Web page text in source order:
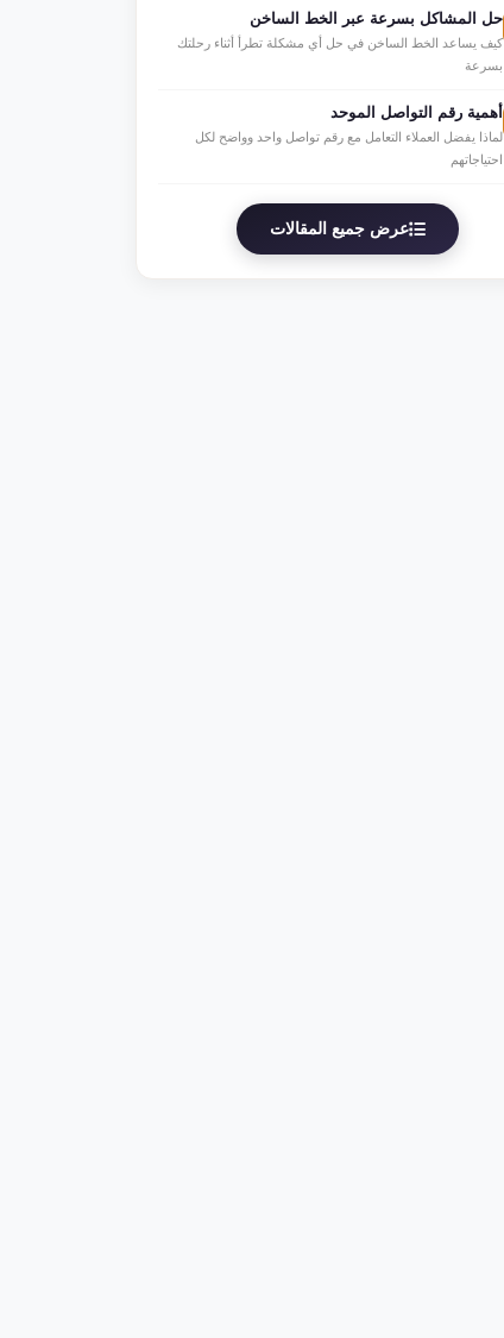
حل المشاكل بسرعة عبر الخط الساخن
كيف يساعد الخط الساخن في حل أي مشكلة تطرأ أثناء رحلتك
بسرعة
أهمية رقم التواصل الموحد
لماذا يفضل العملاء التعامل مع رقم تواصل واحد وواضح لكل
احتياجاتهم
عرض جميع المقالات